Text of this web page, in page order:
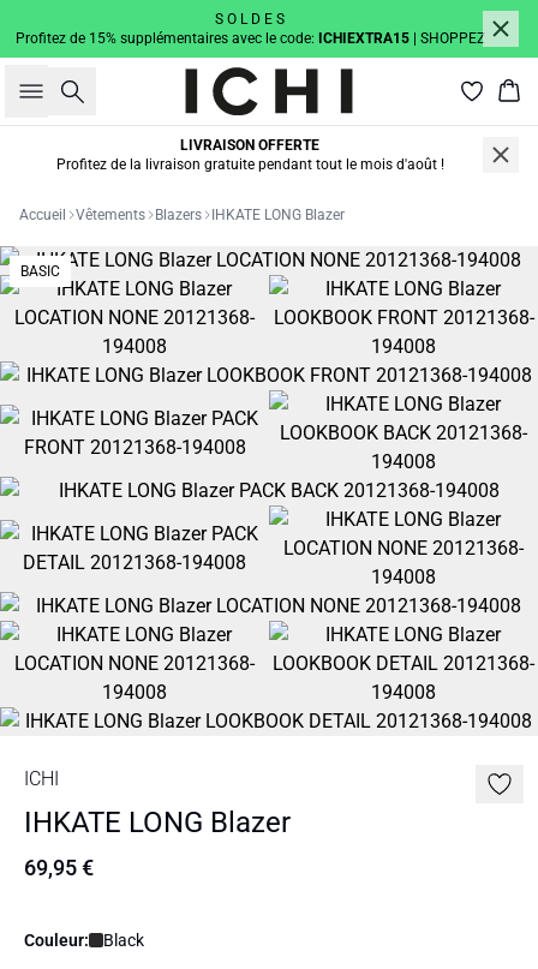
S O L D E S
Profitez de 15% supplémentaires avec le code: ICHIEXTRA15 | SHOPPEZ
Rechercher
LIVRAISON OFFERTE
Profitez de la livraison gratuite pendant tout le mois d'août !
Accueil Vêtements Blazers IHKATE LONG Blazer
BASIC
ICHI
IHKATE LONG Blazer
69,95 €
Couleur: Black